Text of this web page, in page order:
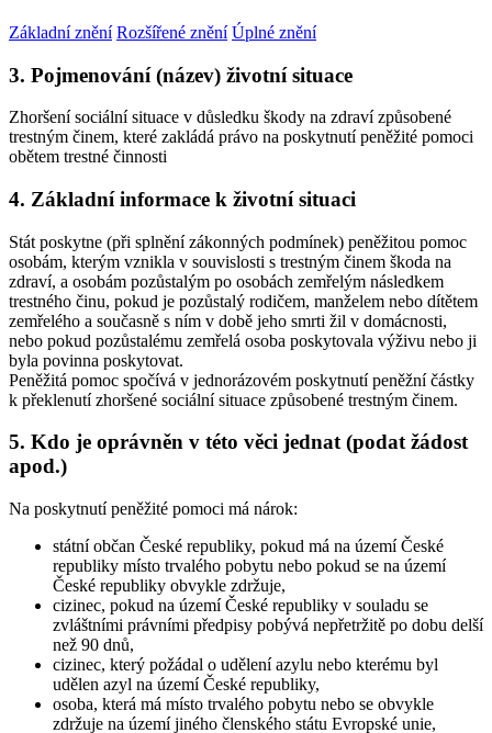
Základní znění Rozšířené znění Úplné znění
3. Pojmenování (název) životní situace
Zhoršení sociální situace v důsledku škody na zdraví způsobené
trestným činem, které zakládá právo na poskytnutí peněžité pomoci
obětem trestné činnosti
4. Základní informace k životní situaci
Stát poskytne (při splnění zákonných podmínek) peněžitou pomoc
osobám, kterým vznikla v souvislosti s trestným činem škoda na
zdraví, a osobám pozůstalým po osobách zemřelým následkem
trestného činu, pokud je pozůstalý rodičem, manželem nebo dítětem
zemřelého a současně s ním v době jeho smrti žil v domácnosti,
nebo pokud pozůstalému zemřelá osoba poskytovala výživu nebo ji
byla povinna poskytovat.
Peněžitá pomoc spočívá v jednorázovém poskytnutí peněžní částky
k překlenutí zhoršené sociální situace způsobené trestným činem.
5. Kdo je oprávněn v této věci jednat (podat žádost
apod.)
Na poskytnutí peněžité pomoci má nárok:
státní občan České republiky, pokud má na území České
republiky místo trvalého pobytu nebo pokud se na území
České republiky obvykle zdržuje,
cizinec, pokud na území České republiky v souladu se
zvláštními právními předpisy pobývá nepřetržitě po dobu delší
než 90 dnů,
cizinec, který požádal o udělení azylu nebo kterému byl
udělen azyl na území České republiky,
osoba, která má místo trvalého pobytu nebo se obvykle
zdržuje na území jiného členského státu Evropské unie,